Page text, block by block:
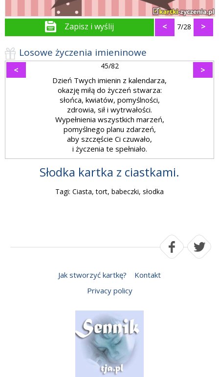
Zapisz i wyślij < 7/28 >
Losowe życzenia imieninowe
< 45/82 >
Dzień Twych imienin z kalendarza,
okazję miłą do życzeń stwarza:
słońca, kwiatów, pomyślności,
zdrowia, sił i wytrwałości.
Wypełnienia wszystkich marzeń,
pomyślnego planu zdarzeń,
aby szczęście Ci czuwało,
i życzenia te spełniało.
Słodka kartka z ciastkami.
Tagi: Ciasta, tort, babeczki, słodka
Jak stworzyć kartkę?
Kontakt
Privacy policy